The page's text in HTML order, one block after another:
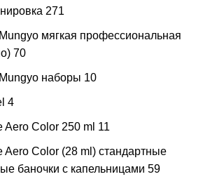
271
мягкая профессиональная
70
наборы 10
4
Aero Color 250 ml 11
Aero Color (28 ml) стандартные
баночки с капельницами 59